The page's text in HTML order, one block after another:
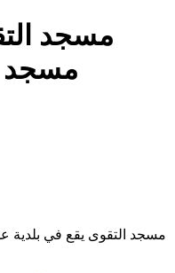
مسجد
مسجد
مسجد التقوى يقع في بلدية